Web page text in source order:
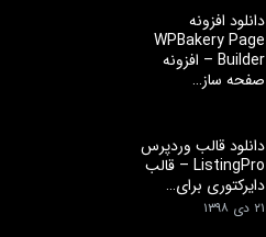
دانلود افزونه
WPBakery Page
Builder – افزونه
صفحه ساز…
دانلود قالب وردپرس
ListingPro – قالب
دایرکتوری برای…
۲۱ دی ۱۳۹۸